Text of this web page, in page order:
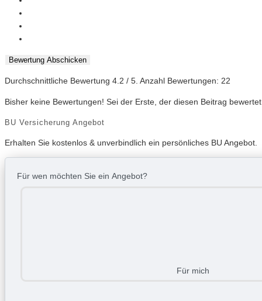
Bewertung Abschicken
Durchschnittliche Bewertung 4.2 / 5. Anzahl Bewertungen: 22
Bisher keine Bewertungen! Sei der Erste, der diesen Beitrag
BU Versicherung Angebot
Erhalten Sie kostenlos & unverbindlich ein persönliches BU Angebot.
Für wen möchten Sie ein Angebot?
Für mich